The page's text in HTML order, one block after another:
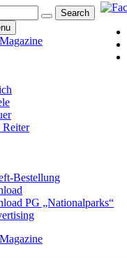
Bestellung
PG „Nationalparks“